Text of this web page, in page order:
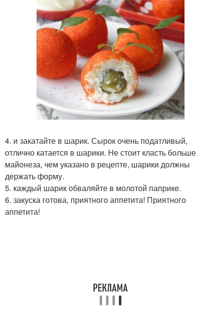
4. и закатайте в шарик. Сырок очень податливый,
отлично катается в шарики. Не стоит класть больше
майонеза, чем указано в рецепте, шарики должны
держать форму.
5. каждый шарик обваляйте в молотой паприке.
6. закуска готова, приятного аппетита! Приятного
аппетита!